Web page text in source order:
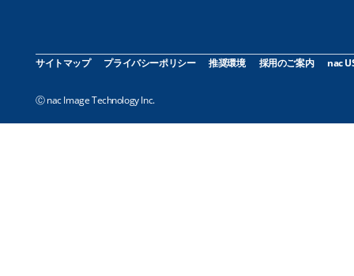
サイトマップ プライバシーポリシー 推奨環境 採用のご案内 nac
Ⓒ nac Image Technology Inc.